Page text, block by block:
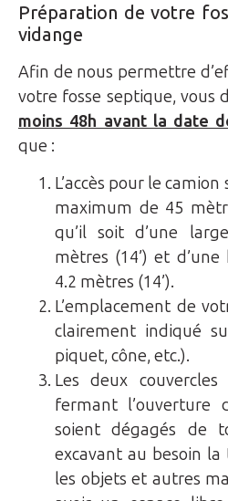
Préparation de votre
vidange
Afin de nous permettre
votre fosse septique, vous
moins 48h avant la date
que :
L’accès pour le
maximum de 45
qu’il soit d’une
mètres (14’) et
4.2 mètres (14’).
L’emplacement de
clairement indiqué
piquet, cône, etc.).
Les deux
fermant l’ouverture
soient dégagés de
excavant au besoin
les objets et autres